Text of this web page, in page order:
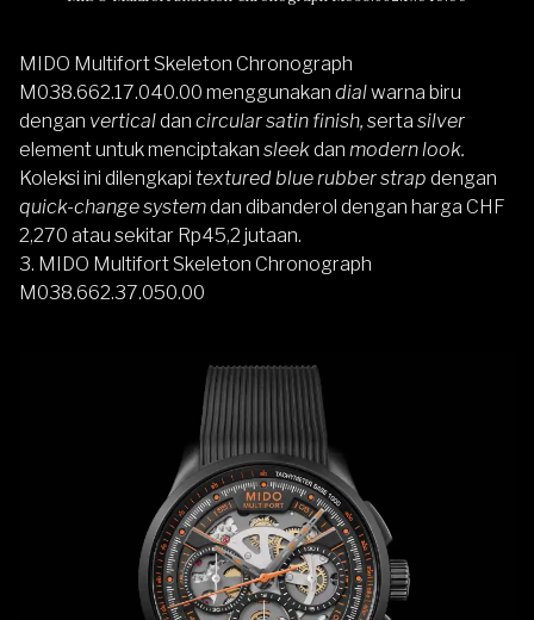
MIDO Multifort Skeleton Chronograph
M038.662.17.040.00 menggunakan dialwarna biru
dengan verticaldan circular satin finish, serta silver
element untuk menciptakan sleekdan modern look.
Koleksi ini dilengkapi textured blue rubber strap dengan
quick-change systemdan dibanderol dengan harga CHF
2,270 atau sekitar Rp45,2 jutaan.
3. MIDO Multifort Skeleton Chronograph
M038.662.37.050.00